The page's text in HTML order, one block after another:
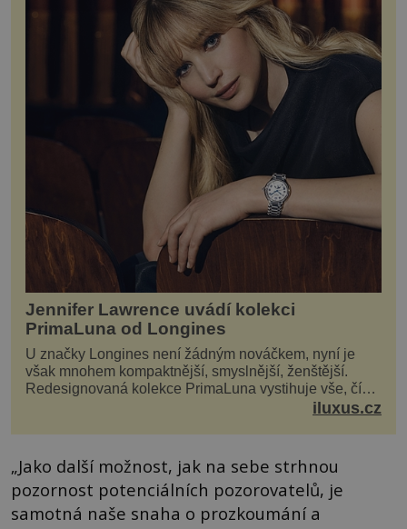
Jennifer Lawrence uvádí kolekci
PrimaLuna od Longines
U značky Longines není žádným nováčkem, nyní je
však mnohem kompaktnější, smyslnější, ženštější.
Redesignovaná kolekce PrimaLuna vystihuje vše, čím
je značka Longines dnes a čím byla i před sto dvacet...
iluxus.cz
„Jako další možnost, jak na sebe strhnou
pozornost potenciálních pozorovatelů, je
samotná naše snaha o prozkoumání a